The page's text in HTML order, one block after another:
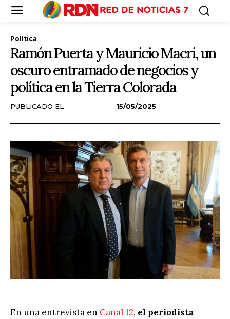
Política
Ramón Puerta y Mauricio Macri, un
oscuro entramado de negocios y
política en la Tierra Colorada
PUBLICADO EL 15/05/2025
En una entrevista en Canal 12, el periodista